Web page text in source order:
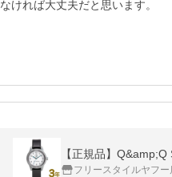
なければ大丈夫だと思います。
【正規品】
フリースタイルヤフー